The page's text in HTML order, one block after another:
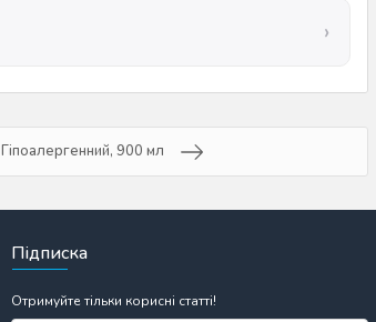
900 мл
Підписка
Отримуйте тільки корисні статті!